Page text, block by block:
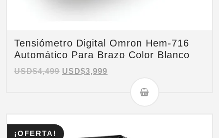
Tensiómetro Digital Omron Hem-716
Automático Para Brazo Color Blanco
USD$4,499 USD$3,999
¡OFERTA!